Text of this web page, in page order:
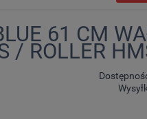
61 CM
/ ROLLER